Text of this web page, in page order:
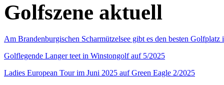
Golfszene aktuell
Am Brandenburgischen Scharmützelsee gibt es den besten
Golflegende Langer teet in Winstongolf auf 5/2025
Ladies European Tour im Juni 2025 auf Green Eagle 2/2025